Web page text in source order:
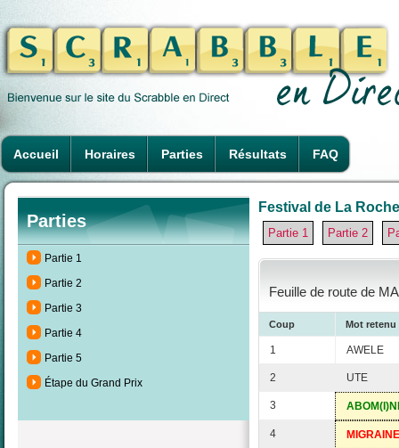
Accueil Horaires Parties Résultats FAQ
Parties
Partie 1
Partie 2
Partie 3
Partie 4
Partie 5
Étape du Grand Prix
Festival de La
Partie 1 Partie 2
Feuille de route de
Coup Mot retenu
1 AWELE
2 UTE
3
4 MIGRAINE